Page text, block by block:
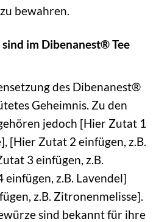
bewahren.
im Dibenanest® Tee
des Dibenanest®
Geheimnis. Zu den
jedoch [Hier Zutat 1
[Hier Zutat 2 einfügen, z.B.
3 einfügen, z.B.
z.B. Lavendel]
z.B. Zitronenmelisse].
sind bekannt für ihre